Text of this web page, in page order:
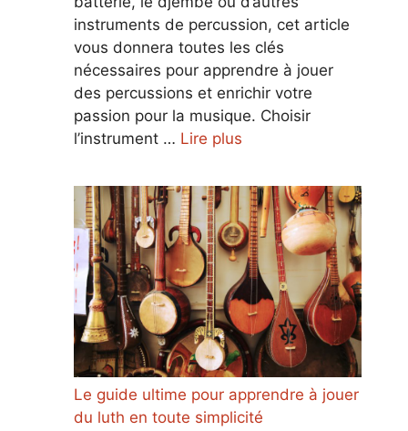
instruments de percussion, cet article
vous donnera toutes les clés
nécessaires pour apprendre à jouer
des percussions et enrichir votre
passion pour la musique. Choisir
l’instrument … Lire plus
Le guide ultime pour apprendre à jouer
du luth en toute simplicité